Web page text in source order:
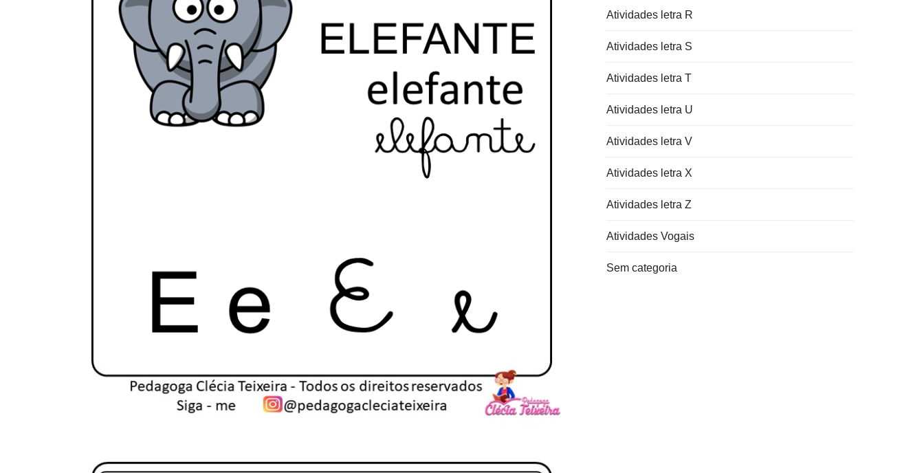
Atividades letra R
Atividades letra S
Atividades letra T
Atividades letra U
Atividades letra V
Atividades letra X
Atividades letra Z
Atividades Vogais
Sem categoria